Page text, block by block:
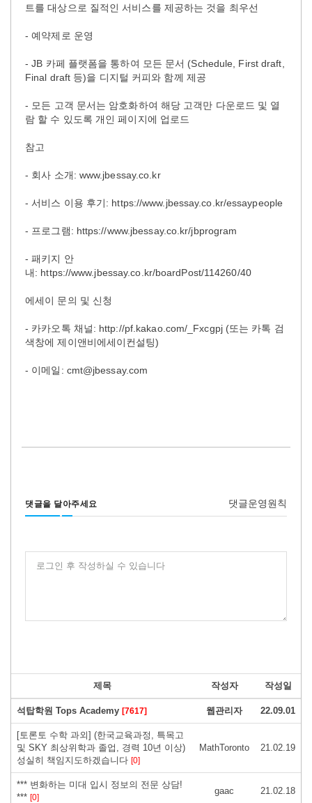
트를 대상으로 질적인 서비스를 제공하는 것을 최우선
- 예약제로 운영
- JB 카페 플랫폼을 통하여 모든 문서 (Schedule, First draft,
Final draft 등)을 디지털 커피와 함께 제공
- 모든 고객 문서는 암호화하여 해당 고객만 다운로드 및 열
람 할 수 있도록 개인 페이지에 업로드
참고
- 회사 소개: www.jbessay.co.kr
- 서비스 이용 후기: https://www.jbessay.co.kr/essaypeople
- 프로그램: https://www.jbessay.co.kr/jbprogram
- 패키지 안
내: https://www.jbessay.co.kr/boardPost/114260/40
에세이 문의 및 신청
- 카카오톡 채널: http://pf.kakao.com/_Fxcgpj (또는 카톡 검
색창에 제이앤비에세이컨설팅)
- 이메일: cmt@jbessay.com
댓글을 달아주세요 댓글운영원칙
로그인 후 작성하실 수 있습니다
제목 작성자 작성일
석탑학원 Tops Academy [7617] 웹관리자 22.09.01
[토론토 수학 과외] (한국교육과정, 특목고
및 SKY 최상위학과 졸업, 경력 10년 이상)
성실히 책임지도하겠습니다 [0]
MathToronto 21.02.19
*** 변화하는 미대 입시 정보의 전문 상담!
*** [0]
gaac 21.02.18